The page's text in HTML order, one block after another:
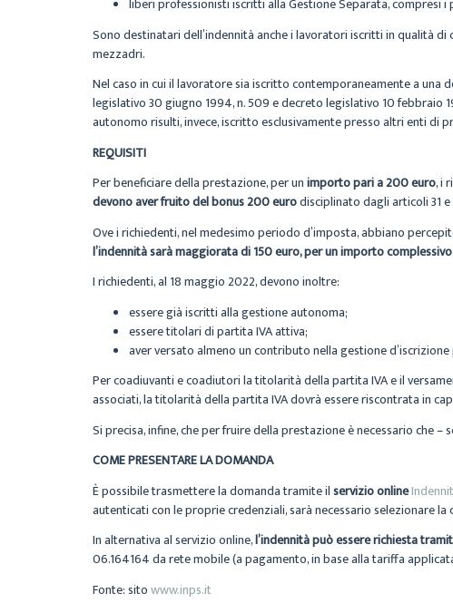
Sono destinatari dell’indennità anche i lavoratori iscritti in qualità
mezzadri.
Nel caso in cui il lavoratore sia iscritto contemporaneamente a
legislativo 30 giugno 1994, n. 509 e decreto legislativo 10 febbraio
autonomo risulti, invece, iscritto esclusivamente presso altri enti
REQUISITI
Per beneficiare della prestazione, per unimporto pari a 200 euro, i
devono aver fruito del bonus 200 eurodisciplinato dagli articoli 31
Ove i richiedenti, nel medesimo periodo d’imposta, abbiano
l’indennità sarà maggiorata di 150 euro, per un importo
I richiedenti, al 18 maggio 2022, devono inoltre:
essere già iscritti alla gestione autonoma;
essere titolari di partita IVA attiva;
aver versato almeno un contributo nella gestione
Per coadiuvanti e coadiutori la titolarità della partita IVA e il
associati, la titolarità della partita IVA dovrà essere riscontrata in
Si precisa, infine, che per fruire della prestazione è necessario
COME PRESENTARE LA DOMANDA
È possibile trasmettere la domanda tramite ilservizio online
autenticati con le proprie credenziali, sarà necessario selezionare
In alternativa al servizio online,l’indennità può essere richiesta
06.164164 da rete mobile (a pagamento, in base alla tariffa
Fonte: sitowww.inps.it